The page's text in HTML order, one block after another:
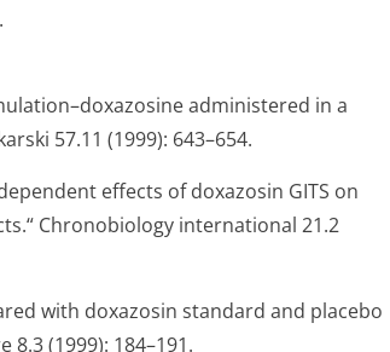
administered in a
57.11 (1999): 643–654.
effects of doxazosin GITS on
Chronobiology international 21.2
with doxazosin standard and placebo
8.3 (1999): 184–191.